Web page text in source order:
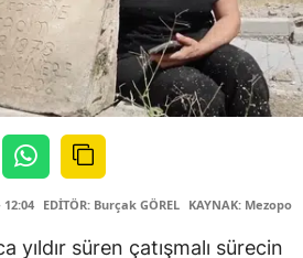
12:04 EDİTÖR: Burçak GÖREL KAYNAK:
yıldır süren çatışmalı sürecin